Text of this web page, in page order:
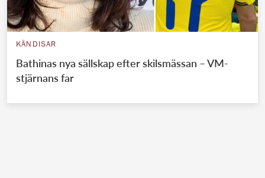
KÄNDISAR
Bathinas nya sällskap efter skilsmässan – VM-
stjärnans far